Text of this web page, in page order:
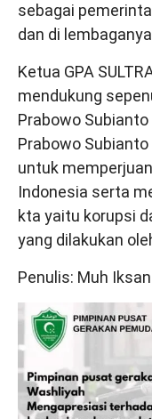
sebagai
dan di
Ketua GPA
mendukung
Prabowo
Prabowo
untuk
Indonesia serta
kta yaitu korupsi
yang dilakukan
Penulis: Muh